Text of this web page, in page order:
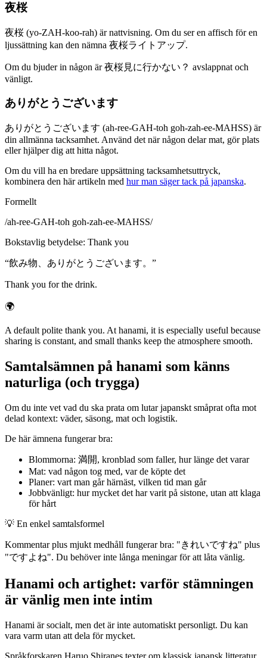
夜桜
夜桜 (yo-ZAH-koo-rah) är nattvisning. Om du ser en affisch för en
ljussättning kan den nämna 夜桜ライトアップ.
Om du bjuder in någon är 夜桜見に行かない？ avslappnat och
vänligt.
ありがとうございます
ありがとうございます (ah-ree-GAH-toh goh-zah-ee-MAHSS) är
din allmänna tacksamhet. Använd det när någon delar mat, gör plats
eller hjälper dig att hitta något.
Om du vill ha en bredare uppsättning tacksamhetsuttryck,
kombinera den här artikeln med hur man säger tack på japanska.
Formellt
/ah-ree-GAH-toh goh-zah-ee-MAHSS/
Bokstavlig betydelse: Thank you
“飲み物、ありがとうございます。 ”
Thank you for the drink.
🌍
A default polite thank you. At hanami, it is especially useful because
sharing is constant, and small thanks keep the atmosphere smooth.
Samtalsämnen på hanami som känns
naturliga (och trygga)
Om du inte vet vad du ska prata om lutar japanskt småprat ofta mot
delad kontext: väder, säsong, mat och logistik.
De här ämnena fungerar bra:
Blommorna: 満開, kronblad som faller, hur länge det varar
Mat: vad någon tog med, var de köpte det
Planer: vart man går härnäst, vilken tid man går
Jobbvänligt: hur mycket det har varit på sistone, utan att klaga
för hårt
💡 En enkel samtalsformel
Kommentar plus mjukt medhåll fungerar bra: "きれいですね" plus
"ですよね". Du behöver inte långa meningar för att låta vänlig.
Hanami och artighet: varför stämningen
är vänlig men inte intim
Hanami är socialt, men det är inte automatiskt personligt. Du kan
vara varm utan att dela för mycket.
Språkforskaren Haruo Shiranes texter om klassisk japansk litteratur